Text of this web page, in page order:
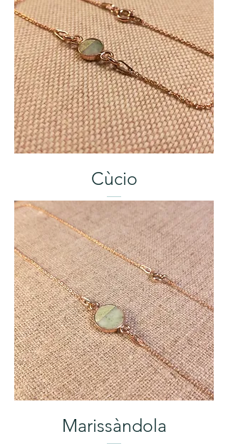
Cùcio
Marissàndola